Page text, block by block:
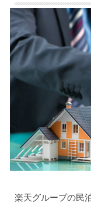
楽天グループの民